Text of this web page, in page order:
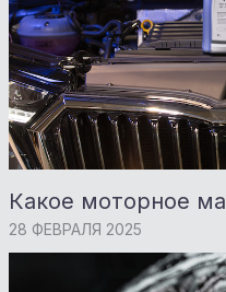
Какое моторное
28 ФЕВРАЛЯ 2025